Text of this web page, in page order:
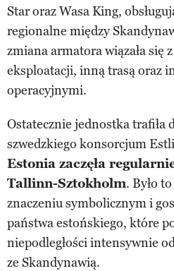
Star oraz Wasa King,
regionalne między
zmiana armatora wiązała się
eksploatacji, inną trasą oraz
operacyjnymi.
Ostatecznie jednostka trafiła
szwedzkiego konsorcjum
Estonia zaczęła
Tallinn-Sztokholm. Było
znaczeniu symbolicznym i
państwa estońskiego, które
niepodległości intensywnie
ze Skandynawią.